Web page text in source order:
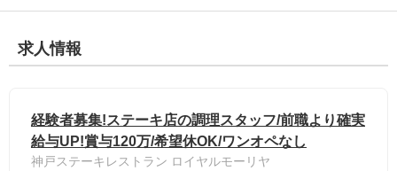
求人情報
経験者募集!ステーキ店の調理スタッフ/前職より確実
給与UP!賞与120万/希望休OK/ワンオペなし
神戸ステーキレストラン ロイヤルモーリヤ